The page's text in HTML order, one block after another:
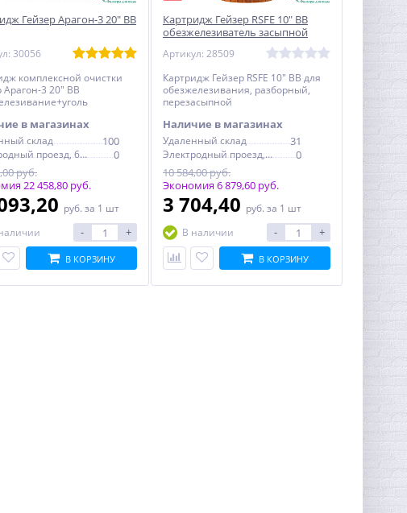
Гейзер Арагон-3 20" BB
30056
комплексной очистки
Арагон-3 20" BB
в магазинах
склад 100
Электродный проезд, 6с1
0
руб.
22 458,80 руб.
руб. за 1 шт
- +
В КОРЗИНУ
Картридж Гейзер RSFE 10" BB
обезжелезиватель засыпной
Артикул: 28509
Картридж Гейзер RSFE 10" BB для
обезжелезивания, разборный,
перезасыпной
Наличие в магазинах
Удаленный склад 31
Электродный проезд, 6с1
0
10 584,00 руб.
Экономия 6 879,60 руб.
3 704,40 руб. за 1 шт
В наличии
- +
В КОРЗИНУ